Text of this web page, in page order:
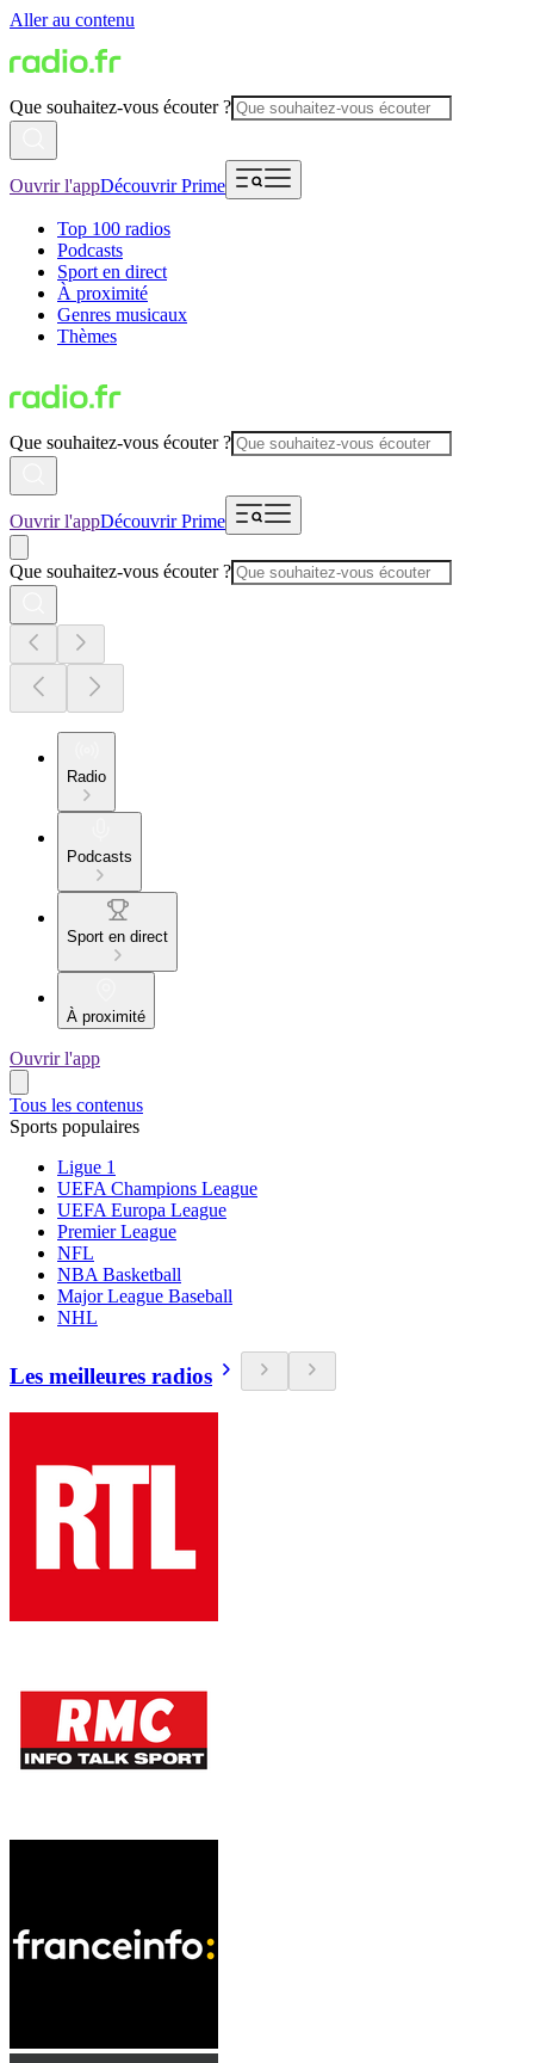
Aller au contenu
Que souhaitez-vous écouter ?
Ouvrir l'appDécouvrir Prime
Top 100 radios
Podcasts
Sport en direct
À proximité
Genres musicaux
Thèmes
Que souhaitez-vous écouter ?
Ouvrir l'appDécouvrir Prime
Que souhaitez-vous écouter ?
Radio
Podcasts
Sport en direct
À proximité
Ouvrir l'app
Tous les contenus
Sports populaires
Ligue 1
UEFA Champions League
UEFA Europa League
Premier League
NFL
NBA Basketball
Major League Baseball
NHL
Les meilleures radios